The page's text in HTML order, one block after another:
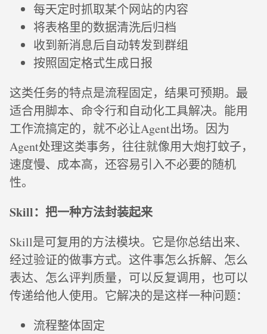
每天定时抓取某个网站的内容
将表格里的数据清洗后归档
收到新消息后自动转发到群组
按照固定格式生成日报
这类任务的特点是流程固定，结果可预期。最
适合用脚本、命令行和自动化工具解决。能用
工作流搞定的，就不必让Agent出场。因为
Agent处理这类事务，往往就像用大炮打蚊子，
速度慢、成本高，还容易引入不必要的随机
性。
Skill：把一种方法封装起来
Skill是可复用的方法模块。它是你总结出来、
经过验证的做事方式。这件事怎么拆解、怎么
表达、怎么评判质量，可以反复调用，也可以
传递给他人使用。它解决的是这样一种问题：
流程整体固定